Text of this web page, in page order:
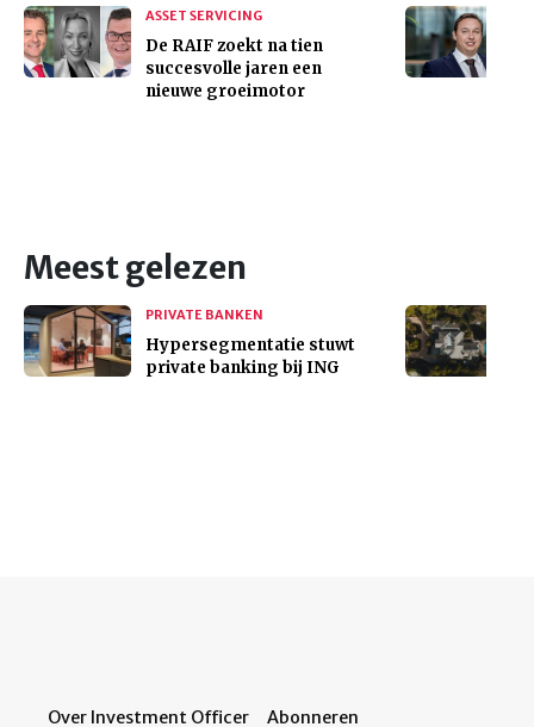
ASSET SERVICING
De RAIF zoekt na tien
succesvolle jaren een
nieuwe groeimotor
Meest gelezen
PRIVATE BANKEN
Hypersegmentatie stuwt
private banking bij ING
Over Investment Officer Abonneren